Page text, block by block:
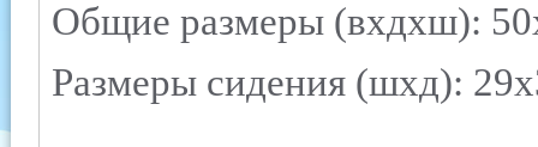
Общие размеры (вxдxш):
Размеры сидения (шхд):